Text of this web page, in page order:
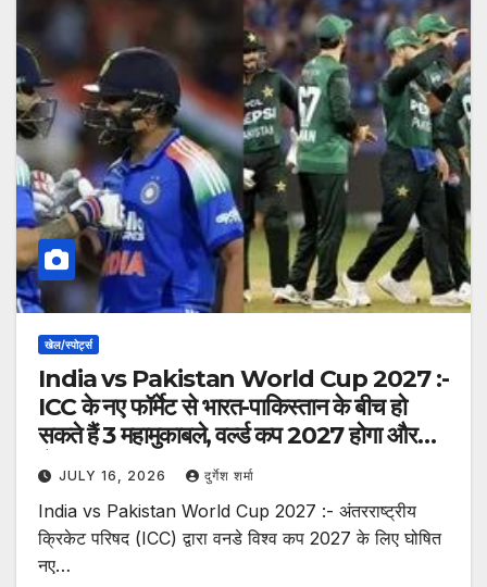
खेल/स्पोर्ट्स
India vs Pakistan World Cup 2027 :-
ICC के नए फॉर्मेट से भारत-पाकिस्तान के बीच हो
सकते हैं 3 महामुकाबले, वर्ल्ड कप 2027 होगा और
रोमांचक
JULY 16, 2026 दुर्गेश शर्मा
India vs Pakistan World Cup 2027 :- अंतरराष्ट्रीय
क्रिकेट परिषद (ICC) द्वारा वनडे विश्व कप 2027 के लिए घोषित
नए…